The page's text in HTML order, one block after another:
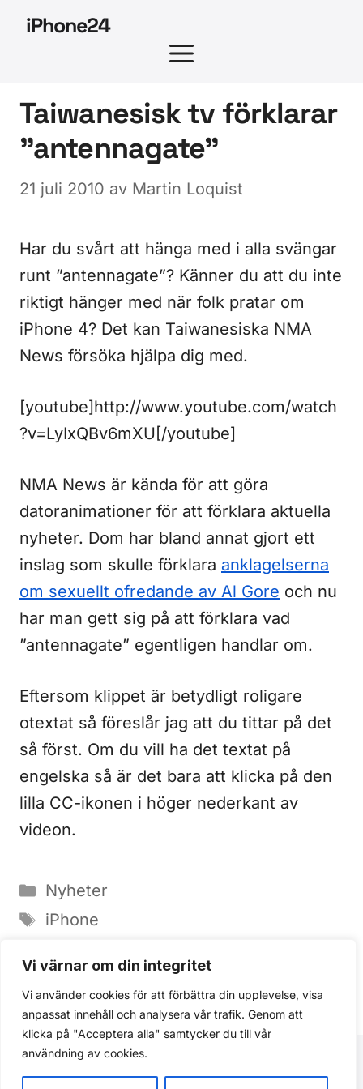
Vi värnar om din integritet
Vi använder cookies för att förbättra din upplevelse, visa
anpassat innehåll och analysera vår trafik. Genom att
klicka på "Acceptera alla" samtycker du till vår
användning av cookies.
iPhone24
MENY
Taiwanesisk tv förklarar
”antennagate”
21 juli 2010 av Martin Loquist
Har du svårt att hänga med i alla svängar
runt ”antennagate”? Känner du att du inte
riktigt hänger med när folk pratar om
iPhone 4? Det kan Taiwanesiska NMA
News försöka hjälpa dig med.
[youtube]http://www.youtube.com/watch
?v=LyIxQBv6mXU[/youtube]
NMA News är kända för att göra
datoranimationer för att förklara aktuella
nyheter. Dom har bland annat gjort ett
inslag som skulle förklara anklagelserna
om sexuellt ofredande av Al Gore och nu
har man gett sig på att förklara vad
”antennagate” egentligen handlar om.
Eftersom klippet är betydligt roligare
otextat så föreslår jag att du tittar på det
så först. Om du vill ha det textat på
engelska så är det bara att klicka på den
lilla CC-ikonen i höger nederkant av
videon.
Kategorier
Nyheter
Etiketter
iPhone
Capcom har stor spelrea på App Store